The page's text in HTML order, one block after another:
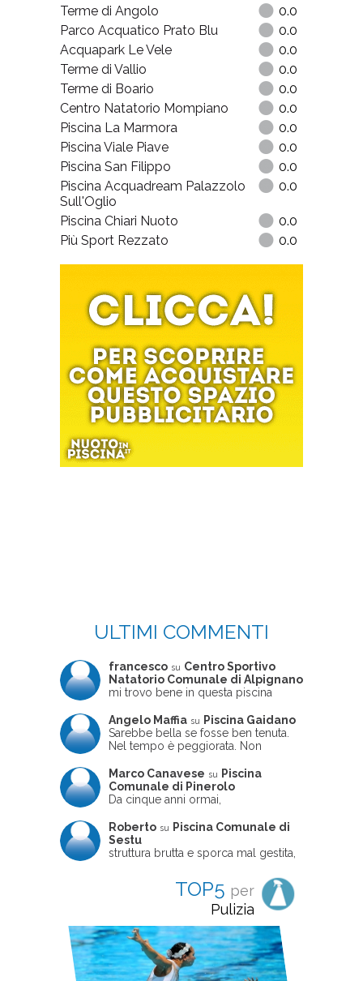
Terme di Angolo
0.0
Parco Acquatico Prato Blu
0.0
Acquapark Le Vele
0.0
Terme di Vallio
0.0
Terme di Boario
0.0
Centro Natatorio Mompiano
0.0
Piscina La Marmora
0.0
Piscina Viale Piave
0.0
Piscina San Filippo
0.0
Piscina Acquadream Palazzolo
Sull'Oglio
0.0
Piscina Chiari Nuoto
0.0
Più Sport Rezzato
0.0
ULTIMI COMMENTI
francesco su Centro Sportivo
Natatorio Comunale di Alpignano
mi trovo bene in questa piscina
Angelo Maffia su
Piscina Gaidano
Sarebbe bella se fosse ben tenuta.
Nel tempo è peggiorata. Non
ne usciva insieme a me non ha
ritrovato le sue scarpe! Peccato
perché potrebbe essere un'ottima
frequentata non magnificamente
Marco Canavese su
Piscina
Comunale di Pinerolo
Da cinque anni ormai,
pomeriggio trascorro cinque-sei ore
in questa magnifica piscina con i miei
due figli che sono letteralmente
piccola, un po' in vasca grande, negli
spazi riservati al nuoto libero,
giochiamo, nuotiamo e facciamo
apnea insieme (sono stato assistente
bagnanti ed istruttore di nuoto in
gioventù, ora lo faccio per loro
come papà). Si tratta di una struttura
Roberto su
Piscina Comunale di
Sestu
struttura brutta e sporca mal gestita,
poco professionale. la sconsiglio a
tutti coloro che amano le cose fatte
seriamente poiché é tutto
TOP5 per
Pulizia